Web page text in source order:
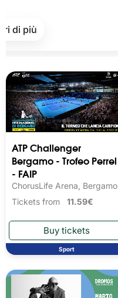
ATP Challenger
Bergamo - Trofeo Perrel
- FAIP
ChorusLife Arena, Bergamo
Tickets from 11.59€
Sport